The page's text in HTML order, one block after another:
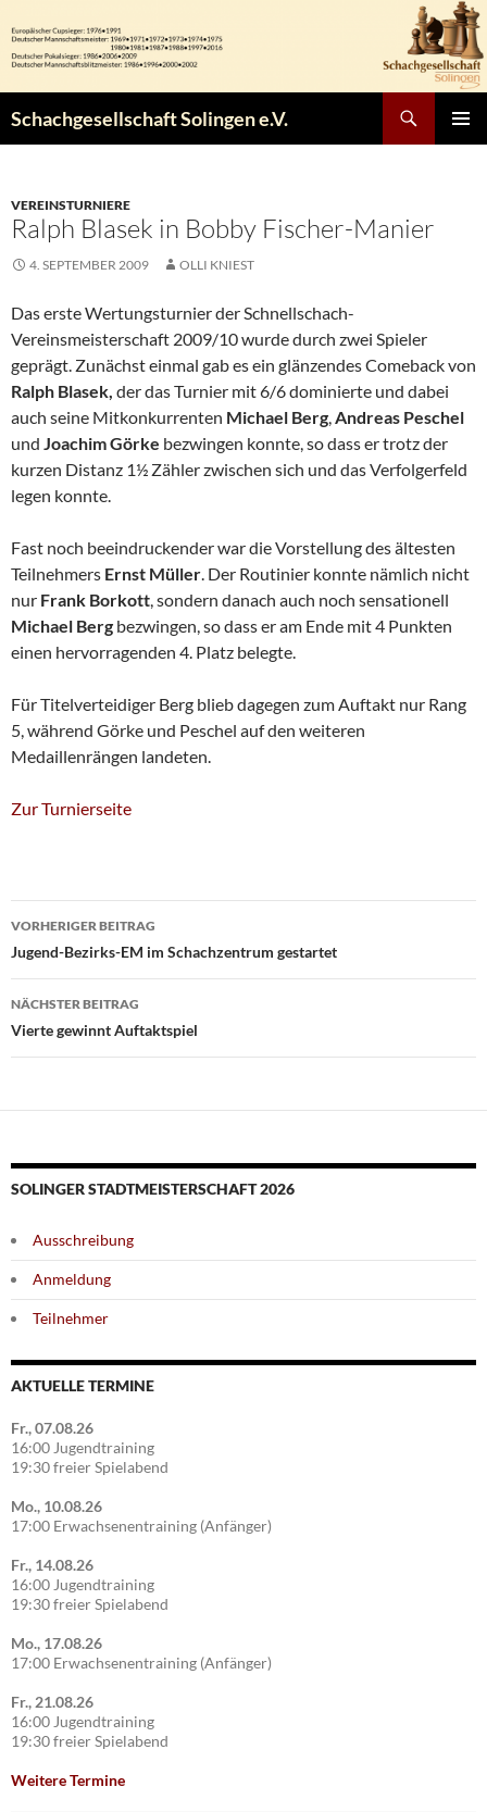
Inhalt
springen
Schachgesellschaft Solingen e.V.
VEREINSTURNIERE
Ralph Blasek in Bobby Fischer-Manier
4. SEPTEMBER 2009 OLLI KNIEST
Das erste Wertungsturnier der Schnellschach-
Vereinsmeisterschaft 2009/10 wurde durch zwei Spieler
geprägt. Zunächst einmal gab es ein glänzendes Comeback von
Ralph Blasek, der das Turnier mit 6/6 dominierte und dabei
auch seine Mitkonkurrenten Michael Berg,Andreas Peschel
und Joachim Görke bezwingen konnte, so dass er trotz der
kurzen Distanz 1½ Zähler zwischen sich und das Verfolgerfeld
legen konnte.
Fast noch beeindruckender war die Vorstellung des ältesten
Teilnehmers Ernst Müller. Der Routinier konnte nämlich nicht
nur Frank Borkott, sondern danach auch noch sensationell
Michael Berg bezwingen, so dass er am Ende mit 4 Punkten
einen hervorragenden 4. Platz belegte.
Für Titelverteidiger Berg blieb dagegen zum Auftakt nur Rang
5, während Görke und Peschel auf den weiteren
Medaillenrängen landeten.
Zur Turnierseite
Beitragsnavigation
VORHERIGER BEITRAG
Jugend-Bezirks-EM im Schachzentrum gestartet
NÄCHSTER BEITRAG
Vierte gewinnt Auftaktspiel
SOLINGER STADTMEISTERSCHAFT 2026
Ausschreibung
Anmeldung
Teilnehmer
AKTUELLE TERMINE
Fr., 07.08.26
16:00 Jugendtraining
19:30 freier Spielabend
Mo., 10.08.26
17:00 Erwachsenentraining (Anfänger)
Fr., 14.08.26
16:00 Jugendtraining
19:30 freier Spielabend
Mo., 17.08.26
17:00 Erwachsenentraining (Anfänger)
Fr., 21.08.26
16:00 Jugendtraining
19:30 freier Spielabend
Weitere Termine